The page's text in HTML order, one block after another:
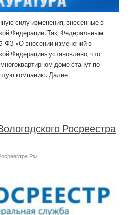
силу изменения, внесенные в
Федерации. Так, Федеральным
ФЗ «О внесении изменений в
Федерации» установлено, что
доме станут по-
компанию. Далее…
Росреестра
РФ